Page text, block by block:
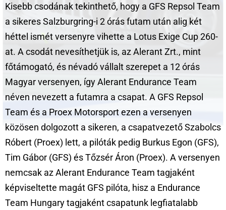
Kisebb csodának tekinthető, hogy a GFS Repsol Team
a sikeres Salzburgring-i 2 órás futam után alig két
héttel ismét versenyre vihette a Lotus Exige Cup 260-
at. A csodát nevesíthetjük is, az Alerant Zrt., mint
főtámogató, és névadó vállalt szerepet a 12 órás
Magyar versenyen, így Alerant Endurance Team
néven nevezett a futamra a csapat. A GFS Repsol
Team és a Proex Motorsport ezen a versenyen
közösen dolgozott a sikeren, a csapatvezető Szabolcs
Róbert (Proex) lett, a pilóták pedig Burkus Egon (GFS),
Tim Gábor (GFS) és Tőzsér Áron (Proex). A versenyen
nemcsak az Alerant Endurance Team tagjaként
képviseltette magát GFS pilóta, hisz a Endurance
Team Hungary tagjaként csapatunk legfiatalabb